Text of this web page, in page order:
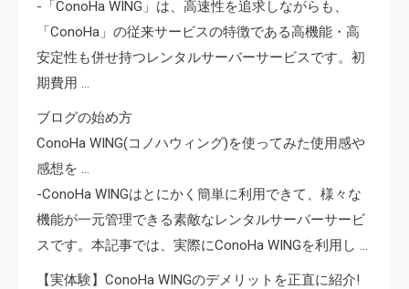
-「ConoHa WING」は、高速性を追求しながらも、
「ConoHa」の従来サービスの特徴である高機能・高
安定性も併せ持つレンタルサーバーサービスです。初
期費用 …
ブログの始め方
ConoHa WING(コノハウィング)を使ってみた使用感や
感想を …
-ConoHa WINGはとにかく簡単に利用できて、様々な
機能が一元管理できる素敵なレンタルサーバーサービ
スです。本記事では、実際にConoHa WINGを利用し …
【実体験】ConoHa WINGのデメリットを正直に紹介!